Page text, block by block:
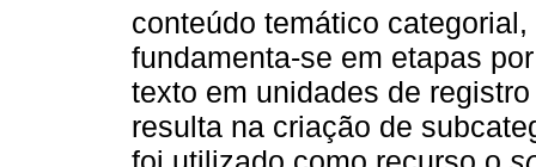
conteúdo temático
fundamenta-se em etapas
texto em unidades de
resulta na criação de